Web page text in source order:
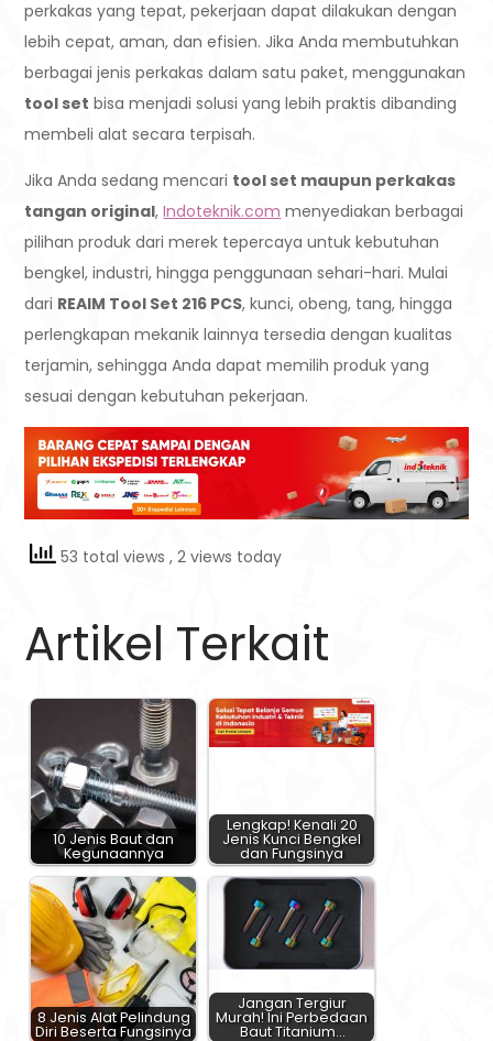
perkakas yang tepat, pekerjaan dapat dilakukan dengan
lebih cepat, aman, dan efisien. Jika Anda membutuhkan
berbagai jenis perkakas dalam satu paket, menggunakan
tool set bisa menjadi solusi yang lebih praktis dibanding
membeli alat secara terpisah.
Jika Anda sedang mencari tool set maupun perkakas
tangan original,Indoteknik.com menyediakan berbagai
pilihan produk dari merek tepercaya untuk kebutuhan
bengkel, industri, hingga penggunaan sehari-hari. Mulai
dari REAIM Tool Set 216 PCS, kunci, obeng, tang, hingga
perlengkapan mekanik lainnya tersedia dengan kualitas
terjamin, sehingga Anda dapat memilih produk yang
sesuai dengan kebutuhan pekerjaan.
53 total views, 2 views today
Artikel Terkait
10 Jenis Baut dan
Kegunaannya
Lengkap! Kenali 20
Jenis Kunci Bengkel
dan Fungsinya
8 Jenis Alat Pelindung
Diri Beserta Fungsinya
Jangan Tergiur
Murah! Ini Perbedaan
Baut Titanium…